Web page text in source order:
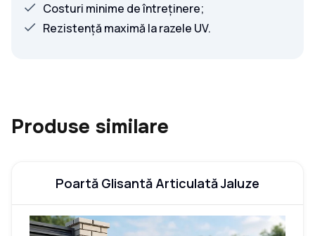
Costuri minime de întreținere;
Rezistență maximă la razele UV.
Produse similare
Poartă Glisantă Articulată Jaluze